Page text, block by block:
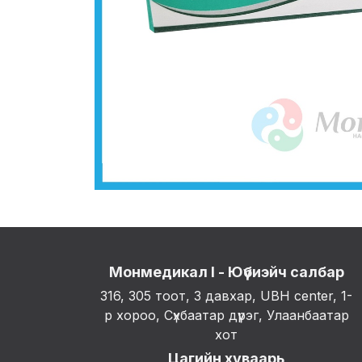
Монмедикал I - Юүбиэйч салбар
316, 305 тоот, 3 давхар, UBH center, 1-
р хороо, Сүхбаатар дүүрэг, Улаанбаатар
хот